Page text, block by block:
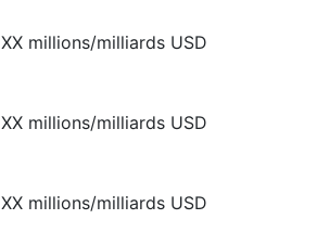
XX millions/milliards USD
XX millions/milliards USD
XX millions/milliards USD